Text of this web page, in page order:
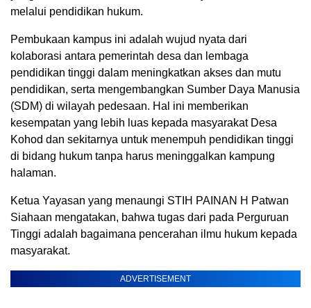
melalui pendidikan hukum.
Pembukaan kampus ini adalah wujud nyata dari
kolaborasi antara pemerintah desa dan lembaga
pendidikan tinggi dalam meningkatkan akses dan mutu
pendidikan, serta mengembangkan Sumber Daya Manusia
(SDM) di wilayah pedesaan. Hal ini memberikan
kesempatan yang lebih luas kepada masyarakat Desa
Kohod dan sekitarnya untuk menempuh pendidikan tinggi
di bidang hukum tanpa harus meninggalkan kampung
halaman.
Ketua Yayasan yang menaungi STIH PAINAN H Patwan
Siahaan mengatakan, bahwa tugas dari pada Perguruan
Tinggi adalah bagaimana pencerahan ilmu hukum kepada
masyarakat.
ADVERTISEMENT